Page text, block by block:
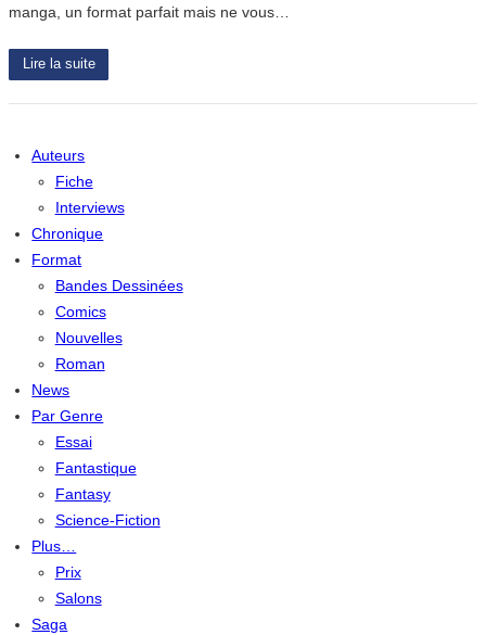
manga, un format parfait mais ne vous…
Lire la suite
Auteurs
Fiche
Interviews
Chronique
Format
Bandes Dessinées
Comics
Nouvelles
Roman
News
Par Genre
Essai
Fantastique
Fantasy
Science-Fiction
Plus…
Prix
Salons
Saga